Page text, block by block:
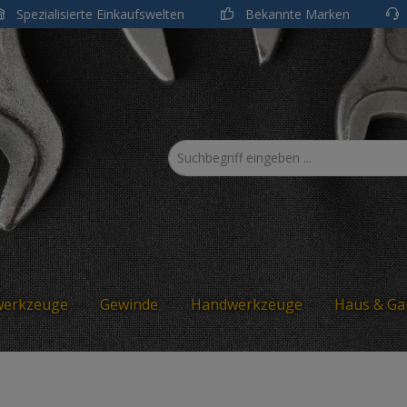
Spezialisierte Einkaufswelten Bekannte Marken
Gewinde Handwerkzeuge Haus &